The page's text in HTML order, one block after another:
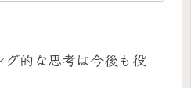
的な思考は今後も役